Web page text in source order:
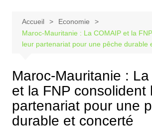
Accueil
Economie
Maroc-Mauritanie : La COMAIP et la
leur partenariat pour une pêche durable
Maroc-Mauritanie :
et la FNP consolident
partenariat pour une
durable et concerté